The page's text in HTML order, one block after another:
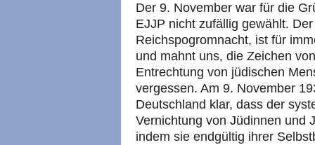
Der 9. November war für die
EJJP nicht zufällig gewählt.
Reichspogromnacht, ist für
und mahnt uns, die Zeichen
Entrechtung von jüdischen
vergessen. Am 9. November
Deutschland klar, dass der
Vernichtung von Jüdinnen und
indem sie endgültig ihrer